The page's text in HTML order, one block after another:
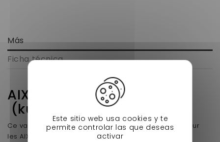
Más
Ficha técnica
AIXAM 4 PLACES 500 CC
(kubota Z482)
Ce variateur moteur a été conçu spécifiquement pour
les AIXAM A550
Este sitio web usa cookies y te
permite controlar las que deseas
activar